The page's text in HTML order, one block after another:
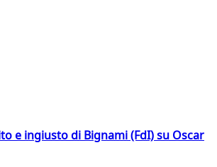
e ingiusto di Bignami (FdI) su Oscar